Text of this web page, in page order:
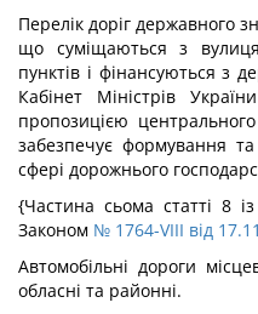
Перелік доріг державного
що суміщаються з
пунктів і фінансуються з
Кабінет Міністрів
пропозицією
забезпечує формування
сфері дорожнього
{Частина сьома статті 8
Законом № 1764-VIII від
Автомобільні дороги
обласні та районні.